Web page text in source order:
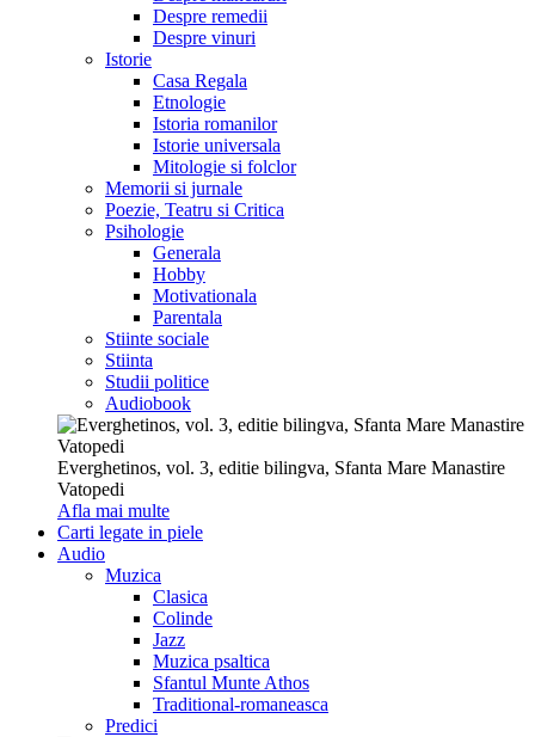
Despre remedii
Despre vinuri
Istorie
Casa Regala
Etnologie
Istoria romanilor
Istorie universala
Mitologie si folclor
Memorii si jurnale
Poezie, Teatru si Critica
Psihologie
Generala
Hobby
Motivationala
Parentala
Stiinte sociale
Stiinta
Studii politice
Audiobook
Everghetinos, vol. 3, editie bilingva, Sfanta Mare Manastire
Vatopedi
Afla mai multe
Carti legate in piele
Audio
Muzica
Clasica
Colinde
Jazz
Muzica psaltica
Sfantul Munte Athos
Traditional-romaneasca
Predici